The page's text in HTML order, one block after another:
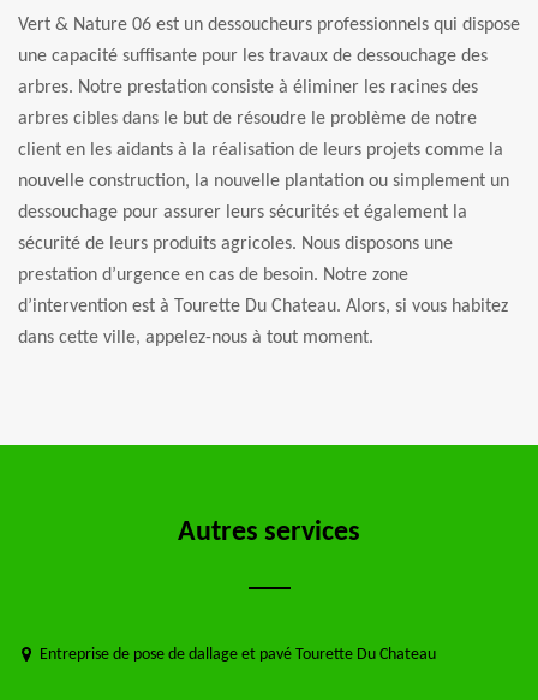
Vert & Nature 06 est un dessoucheurs professionnels qui dispose
une capacité suffisante pour les travaux de dessouchage des
arbres. Notre prestation consiste à éliminer les racines des
arbres cibles dans le but de résoudre le problème de notre
client en les aidants à la réalisation de leurs projets comme la
nouvelle construction, la nouvelle plantation ou simplement un
dessouchage pour assurer leurs sécurités et également la
sécurité de leurs produits agricoles. Nous disposons une
prestation d’urgence en cas de besoin. Notre zone
d’intervention est à Tourette Du Chateau. Alors, si vous habitez
dans cette ville, appelez-nous à tout moment.
Autres services
Entreprise de pose de dallage et pavé Tourette Du Chateau